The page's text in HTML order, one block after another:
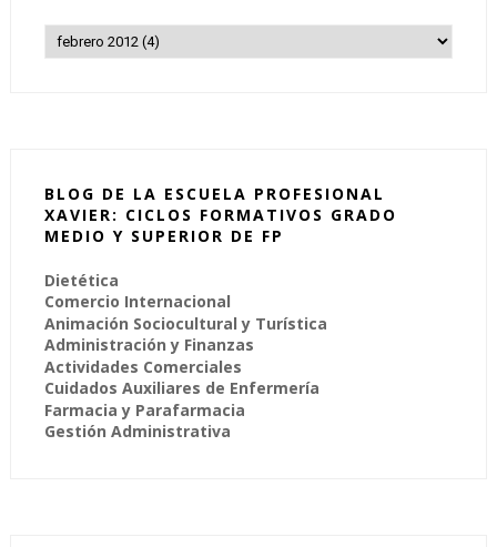
BLOG DE LA ESCUELA PROFESIONAL
XAVIER: CICLOS FORMATIVOS GRADO
MEDIO Y SUPERIOR DE FP
Dietética
Comercio Internacional
Animación Sociocultural y Turística
Administración y Finanzas
Actividades Comerciales
Cuidados Auxiliares de Enfermería
Farmacia y Parafarmacia
Gestión Administrativa